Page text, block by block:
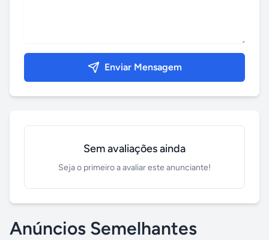
Enviar Mensagem
Sem avaliações ainda
Seja o primeiro a avaliar este anunciante!
Anúncios Semelhantes